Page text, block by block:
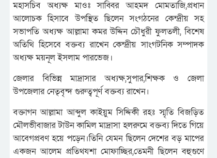
মহাসচিব অধ্যক্ষ মাওঃ সাব্বির আহমদ মোমতাজি,প্রধান
আলোচক হিসাবে উপস্থিত ছিলেন সংগঠনের কেন্দ্রীয় সহ
সভাপতি অধ্যক্ষ আল্লামা কমর উদ্দিন চৌধুরী ফুলতলী, বিশেষ
অতিথি হিসেবে বক্তব্য রাখেন কেন্দ্রীয় সাংগটনিক সম্পাদক
অধ্যক্ষ ময়নূল ইসলাম পারভেজ।
জেলার বিভিন্ন মাদ্রাসার অধ্যক্ষ,সুপার,শিক্ষক ও জেলা
উপজেলার নেতৃবৃন্দ গুরুত্বপূর্ণ বক্তব্য রাখেন।
বক্তাগন আল্লামা আব্দুল কাইয়ুম সিদ্দিকী রহঃ স্মৃতি বিজড়িত
মৌলভীবাজার টাউন কামিল মাদ্রাসা হলরুমে বক্তব্য দিতে গিয়ে
আবেগপ্রবণ হয়ে পড়েন।তিনি যেমন ছিলেন দেশের বড় মাপের
একজন আলেম প্রতিথযশা মোফাচ্ছির,তেমনী ছিলেন বহুগুণে